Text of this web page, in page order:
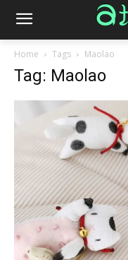
Home Tags Maolao
Tag: Maolao